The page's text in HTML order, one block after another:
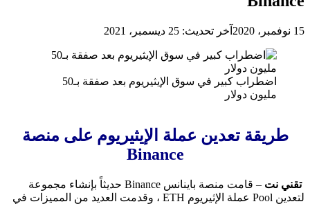
15 نوفمبر، 2020 آخر تحديث: 25 ديسمبر، 2021
اضطراب كبير في سوق الإيثيريوم بعد صفقة بـ50
مليون دولار
طريقة تعدين عملة الإيثيريوم على منصة
Binance
تقني نت
– قامت منصة باينانس Binance حديثاً بإنشاء مجموعة
لتعدين Pool عملة الإثيريوم ETH ، وقدمت العديد من المميزات في